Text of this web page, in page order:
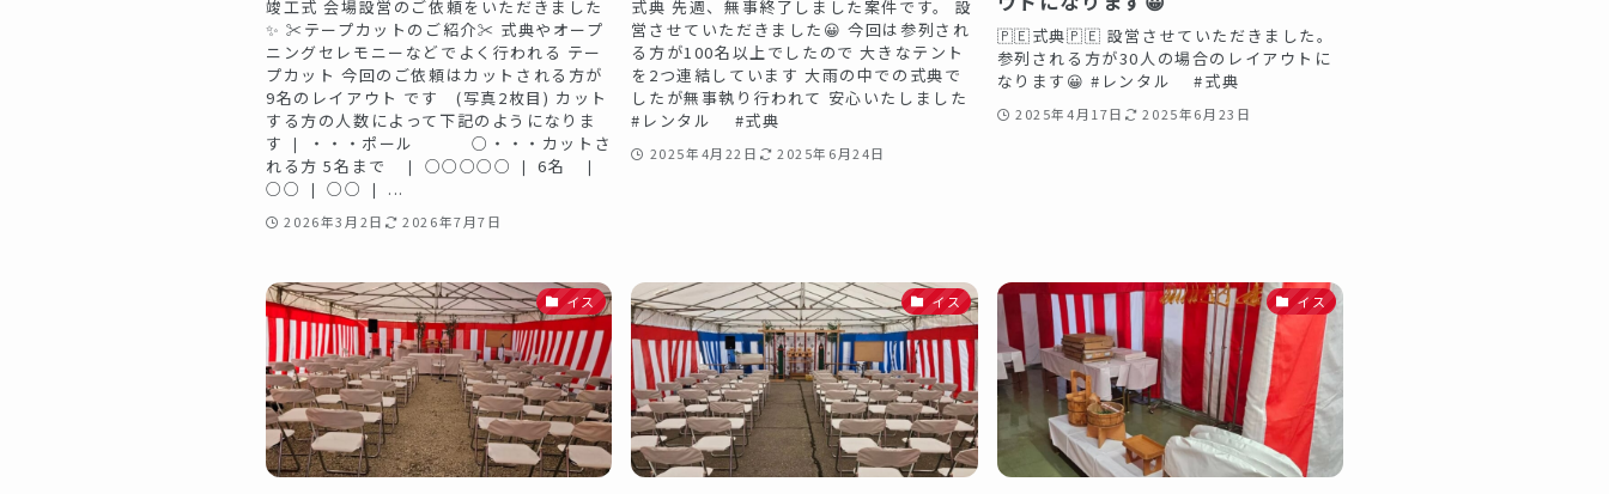
竣工式 会場設営のご依頼をいただきました
✨ ✂️テープカットのご紹介✂️ 式典やオープ
ニングセレモニーなどでよく行われる テー
プカット 今回のご依頼はカットされる方が
9名のレイアウト です (写真2枚目) カット
する方の人数によって下記のようになりま
す ❘ ・・・ポール ○・・・カットさ
れる方 5名まで ❘ ○○○○○ ❘ 6名 ❘
○○ ❘ ○○ ❘ ...
2026年3月2日 2026年7月7日
式典 先週、無事終了しました案件です。 設
営させていただきました😀 今回は参列され
る方が100名以上でしたので 大きなテント
を2つ連結しています 大雨の中での式典で
したが無事執り行われて 安心いたしました
#レンタル #式典
2025年4月22日 2025年6月24日
🇵🇪式典🇵🇪 設営させていただきました。
参列される方が30人の場合のレイアウトに
なります😀 #レンタル #式典
2025年4月17日 2025年6月23日
イス イス イス